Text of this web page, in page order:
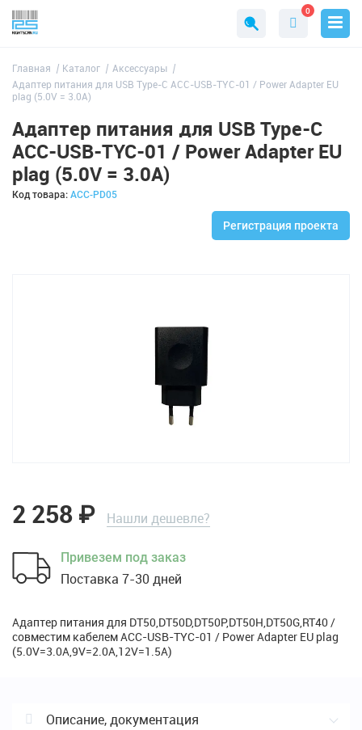
0
Главная Каталог
Аксессуары
Адаптер питания для USB Type-C ACC-USB-TYC-01 / Power Adapter EU
plag (5.0V = 3.0A)
Адаптер питания для USB Type-C
ACC-USB-TYC-01 / Power Adapter EU
plag (5.0V = 3.0A)
Код товара: ACC-PD05
Регистрация проекта
2 258₽ Нашли дешевле?
Привезем под заказ
Поставка 7-30 дней
Адаптер питания для DT50,DT50D,DT50P,DT50H,DT50G,RT40 /
совместим кабелем ACC-USB-TYC-01 / Power Adapter EU plag
(5.0V=3.0A,9V=2.0A,12V=1.5A)
Описание, документация